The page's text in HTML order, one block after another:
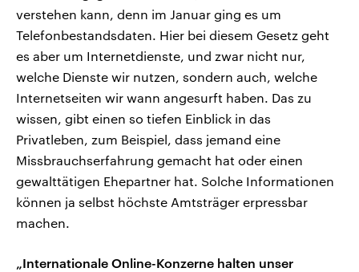
verstehen kann, denn im Januar ging es um
Telefonbestandsdaten. Hier bei diesem Gesetz geht
es aber um Internetdienste, und zwar nicht nur,
welche Dienste wir nutzen, sondern auch, welche
Internetseiten wir wann angesurft haben. Das zu
wissen, gibt einen so tiefen Einblick in das
Privatleben, zum Beispiel, dass jemand eine
Missbrauchserfahrung gemacht hat oder einen
gewalttätigen Ehepartner hat. Solche Informationen
können ja selbst höchste Amtsträger erpressbar
machen.
„Internationale Online-Konzerne halten unser